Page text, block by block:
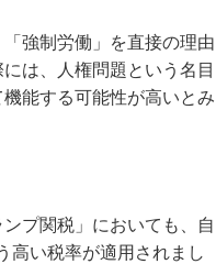
強制労働」を直接の理由
は、人権問題という名目
機能する可能性が高いとみ
プ関税」においても、自
高い税率が適用されまし